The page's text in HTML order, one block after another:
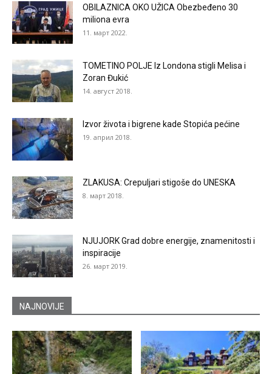
OBILAZNICA OKO UŽICA Obezbeđeno 30
miliona evra
11. март 2022.
TOMETINO POLJE Iz Londona stigli Melisa i
Zoran Đukić
14. август 2018.
Izvor života i bigrene kade Stopića pećine
19. април 2018.
ZLAKUSA: Crepuljari stigoše do UNESKA
8. март 2018.
NJUJORK Grad dobre energije, znamenitosti i
inspiracije
26. март 2019.
NAJNOVIJE